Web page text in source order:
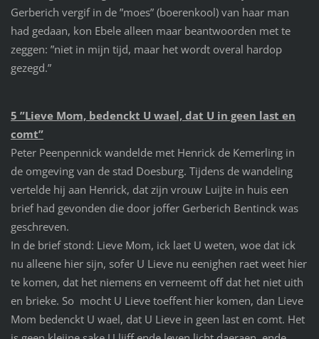
Gerberich vergif in de ”moes” (boerenkool) van haar man
had gedaan, kon Ebele alleen maar beantwoorden met te
zeggen: ”niet in mijn tijd, maar het wordt overal hardop
gezegd.”
5 ”Lieve Mom, bedenckt U wael, dat U in geen last en
comt”
Peter Peenpennick wandelde met Henrick de Kemerling in
de omgeving van de stad Doesburg. Tijdens de wandeling
vertelde hij aan Henrick, dat zijn vrouw Luijte in huis een
brief had gevonden die door joffer Gerberich Bentinck was
geschreven.
In de brief stond: Lieve Mom, ick laet U weten, woe dat ick
nu alleene hier sijn, sofer U Lieve nu eenighen raet weet hier
te komen, dat het niemens en verneemt off dat het niet uith
en brieke. So mocht U Lieve toeffent hier komen, dan Lieve
Mom bedenckt U wael, dat U Lieve in geen last en comt. Het